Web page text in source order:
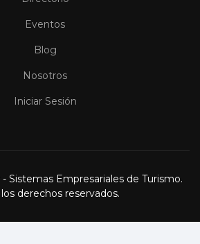
Eventos
Blog
Nosotros
Iniciar Sesión
Sistemas Empresariales de Turismo.
derechos reservados.